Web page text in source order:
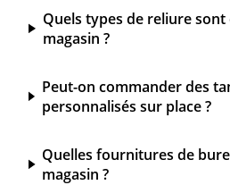
Quels types de reliure
magasin ?
Peut-on commander des
personnalisés sur place ?
Quelles fournitures de
magasin ?